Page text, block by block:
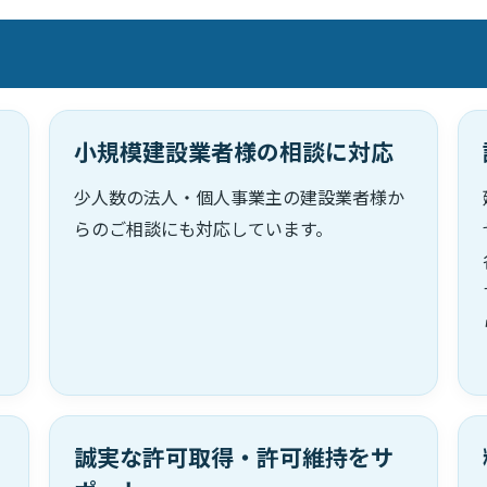
小規模建設業者様の相談に対応
少人数の法人・個人事業主の建設業者様か
らのご相談にも対応しています。
誠実な許可取得・許可維持をサ